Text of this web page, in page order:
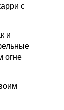
с
и
огне